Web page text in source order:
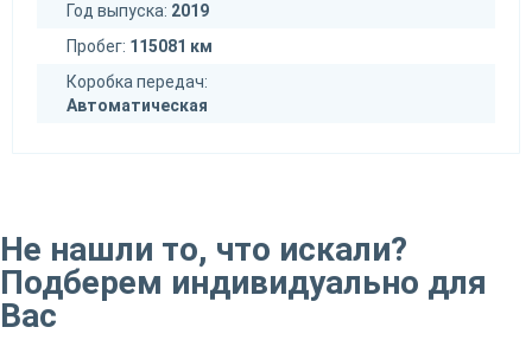
Год выпуска: 2019
Пробег: 115081 км
Коробка передач:
Автоматическая
Не нашли то, что искали?
Подберем индивидуально для
Вас